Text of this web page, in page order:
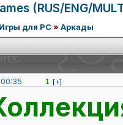
(RUS/ENG/MUL
Игры для PC» Аркады
1 [+]